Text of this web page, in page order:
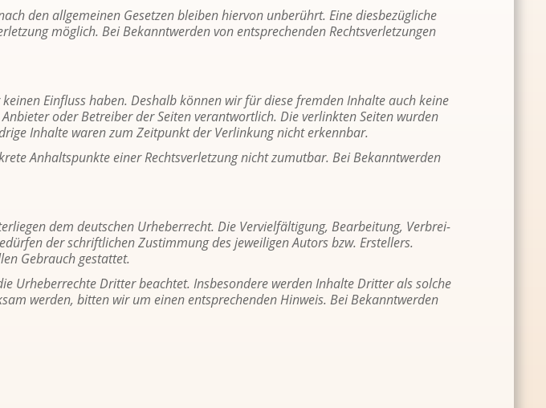
den all­ge­mei­nen Ge­set­zen blei­ben hier­von un­be­rührt. Eine dies­be­züg­li­che
mög­lich. Bei Be­kannt­wer­den von ent­spre­chen­den Rechts­ver­let­zun­gen
Ein­fluss haben. Des­halb kön­nen wir für diese frem­den In­hal­te auch keine
oder Be­trei­ber der Sei­ten ver­ant­wort­lich. Die ver­link­ten Sei­ten wur­den
In­hal­te waren zum Zeit­punkt der Ver­lin­kung nicht er­kenn­bar.
An­halts­punk­te einer Rechts­ver­let­zung nicht zu­mut­bar. Bei Be­kannt­wer­den
dem deut­schen Ur­he­ber­recht. Die Ver­viel­fäl­ti­gung, Be­ar­bei­tung, Ver­brei­
der schrift­li­chen Zu­stim­mung des je­wei­li­gen Au­tors bzw. Er­stel­lers.
Ge­brauch ge­stat­tet.
Ur­he­ber­rech­te Drit­ter be­ach­tet. Ins­be­son­de­re wer­den In­hal­te Drit­ter als sol­che
wer­den, bit­ten wir um einen ent­spre­chen­den Hin­weis. Bei Be­kannt­wer­den